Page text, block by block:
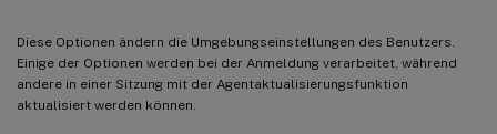
Diese Optionen ändern die Umgebungseinstellungen des Benutzers.
Einige der Optionen werden bei der Anmeldung verarbeitet, während
andere in einer Sitzung mit der Agentaktualisierungsfunktion
aktualisiert werden können.